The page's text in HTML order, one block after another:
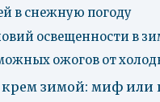
в снежную погоду
освещенности в
ожогов от
зимой: миф или